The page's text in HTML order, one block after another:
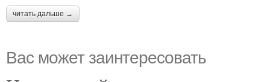
читать дальше →
Вас может заинтересовать